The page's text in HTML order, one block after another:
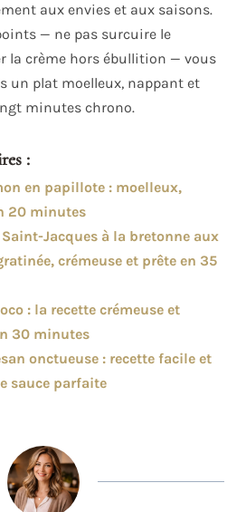
aux envies et aux saisons.
— ne pas surcuire le
la crème hors ébullition — vous
un plat moelleux, nappant et
minutes chrono.
:
en papillote : moelleux,
20 minutes
Jacques à la bretonne aux
crémeuse et prête en 35
: la recette crémeuse et
30 minutes
onctueuse : recette facile et
sauce parfaite